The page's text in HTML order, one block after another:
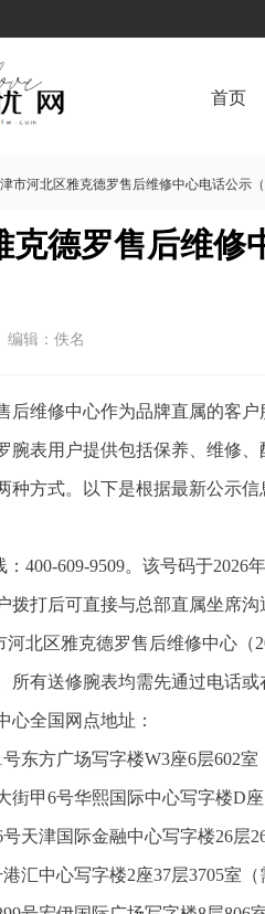
首页
市河北区雅克德罗售后维修中心电话公示（
克德罗售后维修
编辑：佚名
后维修中心作为品牌直属的客
腕表用户提供包括保养、维修
种方式。以下是根据最新公示信
400-609-9509。该号码于
拨打后可直接与总部直属坐席
河北区雅克德罗售后维修中心
所有送修腕表均需先通过电话或
心全国网点地址：
东方广场写字楼W3座6层602室
街甲6号华熙国际中心写字楼D座
天津国际金融中心写字楼26层
汇中心写字楼2座37层3705室（